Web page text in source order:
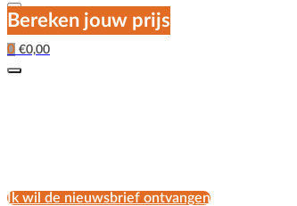
Bereken jouw prijs
0 €0,00
Ik wil de nieuwsbrief ontvangen